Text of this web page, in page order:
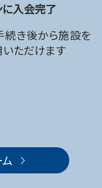
に入会完了
続き後から施設を
ただけます